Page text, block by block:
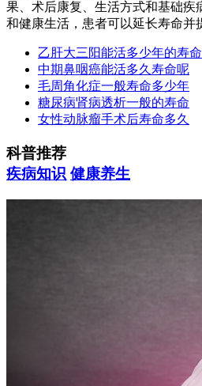
果、术后康复、生活方式和基础疾
和健康生活，患者可以延长寿命并
乙肝大三阳能活多少年的寿命
中期鼻咽癌能活多久寿命呢
毛周角化症一般寿命多少年
糖尿病肾病透析一般的寿命
女性动脉瘤手术后寿命多久
科普推荐
疾病知识 健康养生